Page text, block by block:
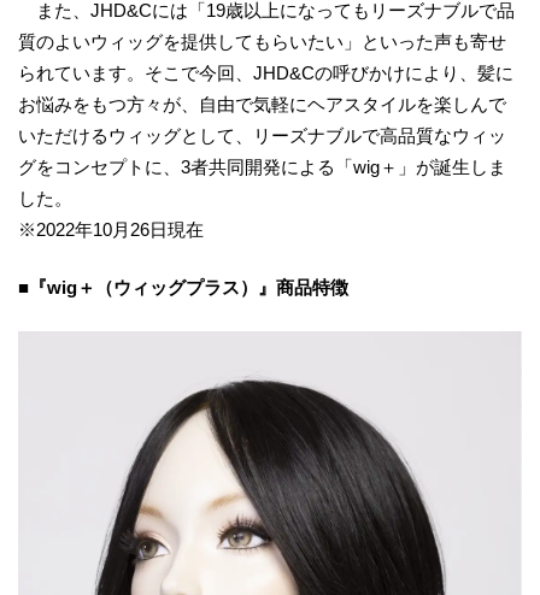
また、JHD&Cには「19歳以上になってもリーズナブルで品
質のよいウィッグを提供してもらいたい」といった声も寄せ
られています。そこで今回、JHD&Cの呼びかけにより、髪に
お悩みをもつ方々が、自由で気軽にヘアスタイルを楽しんで
いただけるウィッグとして、リーズナブルで高品質なウィッ
グをコンセプトに、3者共同開発による「wig＋」が誕生しま
した。
※2022年10月26日現在
■『wig＋（ウィッグプラス）』商品特徴